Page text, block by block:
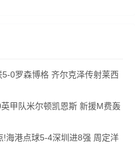
0罗森博格 齐尔克泽传射莱西
甲队米尔顿凯恩斯 新援M费轰
海港点球5-4深圳进8强 周定洋